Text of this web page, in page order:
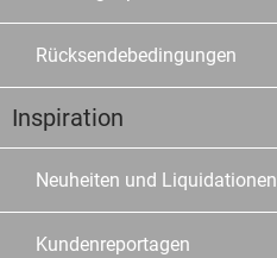
Rücksendebedingungen
Inspiration
Neuheiten und Liquidationen
Kundenreportagen